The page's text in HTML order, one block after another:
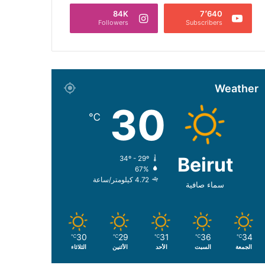
7٬640
Subscribers
84K
Followers
Weather
Beirut
سماء صافية
30
℃
34º - 29º
67%
4.72 كيلومتر/ساعة
34
℃
الجمعة
36
℃
السبت
31
℃
الأحد
29
℃
الأثنين
30
℃
الثلاثاء